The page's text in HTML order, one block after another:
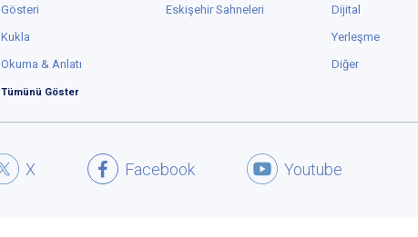
Gösteri
Kukla
Okuma & Anlatı
Tümünü Göster
Eskişehir Sahneleri
Dijital
Yerleşme
Diğer
Youtube
Facebook
X